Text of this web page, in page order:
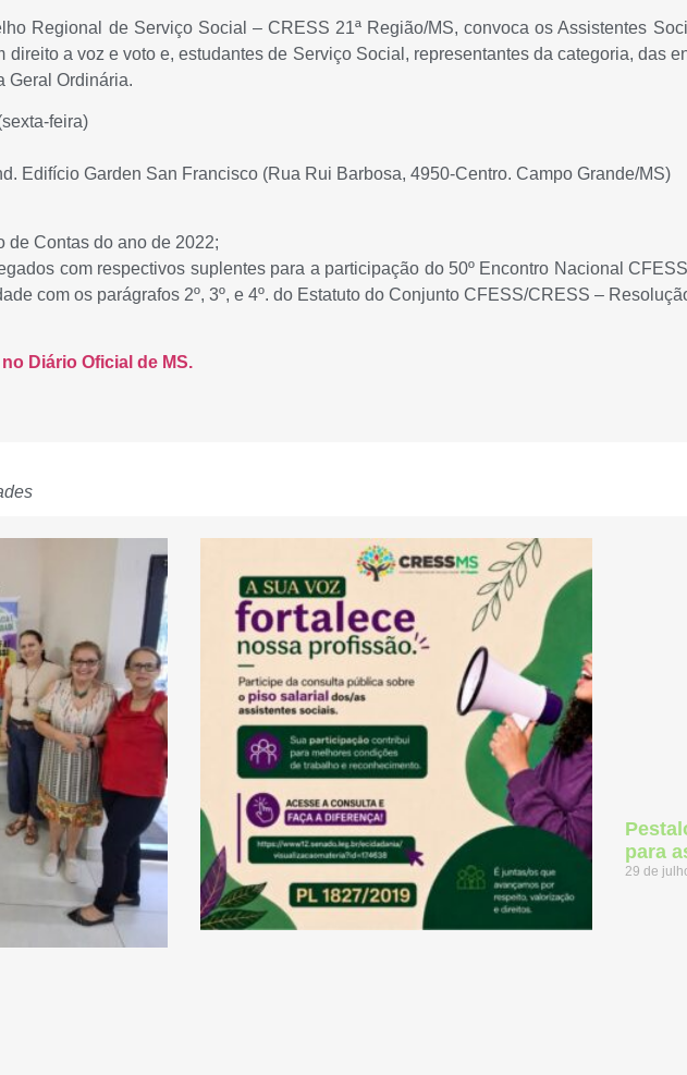
Regional de Serviço Social – CRESS 21ª Região/MS, convoca os Assistentes
direito a voz e voto e, estudantes de Serviço Social, representantes da categoria, das
Geral Ordinária.
feira)
Edifício Garden San Francisco (Rua Rui Barbosa, 4950-Centro. Campo Grande/MS)
de Contas do ano de 2022;
com respectivos suplentes para a participação do 50º Encontro Nacional
com os parágrafos 2º, 3º, e 4º. do Estatuto do Conjunto CFESS/CRESS –
Diário Oficial de MS.
para
29 de